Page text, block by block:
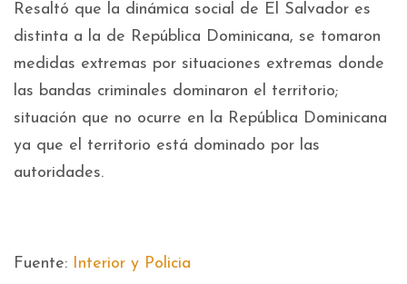
Resaltó que la dinámica social de El Salvador es
distinta a la de República Dominicana, se tomaron
medidas extremas por situaciones extremas donde
las bandas criminales dominaron el territorio;
situación que no ocurre en la República Dominicana
ya que el territorio está dominado por las
autoridades.
Fuente: Interior y Policia